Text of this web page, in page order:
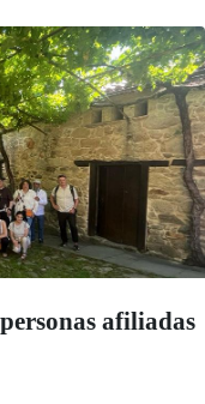
afiliadas